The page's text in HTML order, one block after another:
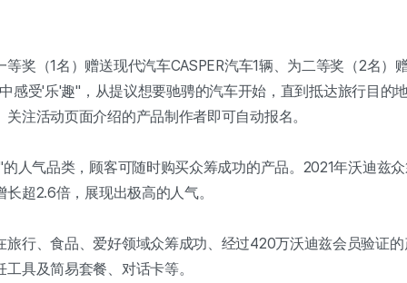
奖（1名）赠送现代汽车CASPER汽车1辆、为二等奖（2名）
感受'乐'趣"，从提议想要驰骋的汽车开始，直到抵达旅行目的
注活动页面介绍的产品制作者即可自动报名。
人气品类，顾客可随时购买众筹成功的产品。2021年沃迪兹
超2.6倍，展现出极高的人气。
旅行、食品、爱好领域众筹成功、经过420万沃迪兹会员验证
具及简易套餐、对话卡等。